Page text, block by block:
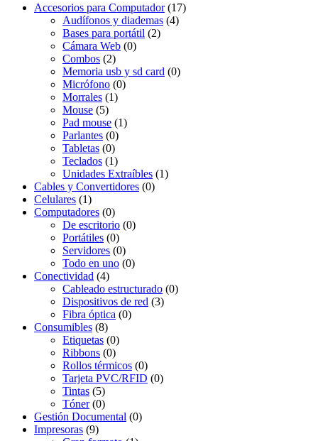
Accesorios para Computador (17)
Audífonos y diademas (4)
Bases para portátil (2)
Cámara Web (0)
Combos (2)
Memoria usb y sd card (0)
Micrófono (0)
Morrales (1)
Mouse (5)
Pad mouse (1)
Parlantes (0)
Tabletas (0)
Teclados (1)
Unidades Extraíbles (1)
Cables y Convertidores (0)
Celulares (1)
Computadores (0)
De escritorio (0)
Portátiles (0)
Servidores (0)
Todo en uno (0)
Conectividad (4)
Cableado estructurado (0)
Dispositivos de red (3)
Fibra óptica (0)
Consumibles (8)
Etiquetas (0)
Ribbons (0)
Rollos térmicos (0)
Tarjeta PVC/RFID (0)
Tintas (5)
Tóner (0)
Gestión Documental (0)
Impresoras (9)